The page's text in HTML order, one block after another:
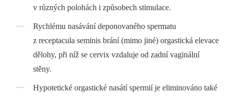
v různých polohách i způsobech stimulace.
Rychlému nasávání deponovaného spermatu
z receptacula seminis brání (mimo jiné) orgastická elevace
dělohy, při níž se cervix vzdaluje od zadní vaginální
stěny.
Hypotetické orgastické nasátí spermií je eliminováno také